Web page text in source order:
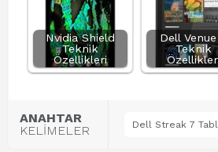
Nvidia Shield
Teknik
Özellikleri
Dell
Teknik
ANAHTAR
KELİMELER
Dell Streak 7